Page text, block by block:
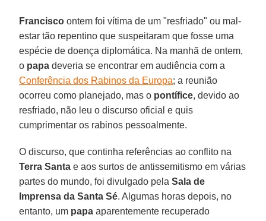
Francisco ontem foi vítima de um "resfriado" ou mal-
estar tão repentino que suspeitaram que fosse uma
espécie de doença diplomática. Na manhã de ontem,
o papa deveria se encontrar em audiência com a
Conferência dos Rabinos da Europa; a reunião
ocorreu como planejado, mas o pontífice, devido ao
resfriado, não leu o discurso oficial e quis
cumprimentar os rabinos pessoalmente.
O discurso, que continha referências ao conflito na
Terra Santa e aos surtos de antissemitismo em várias
partes do mundo, foi divulgado pelaSala de
Imprensa da Santa Sé. Algumas horas depois, no
entanto, um papa aparentemente recuperado